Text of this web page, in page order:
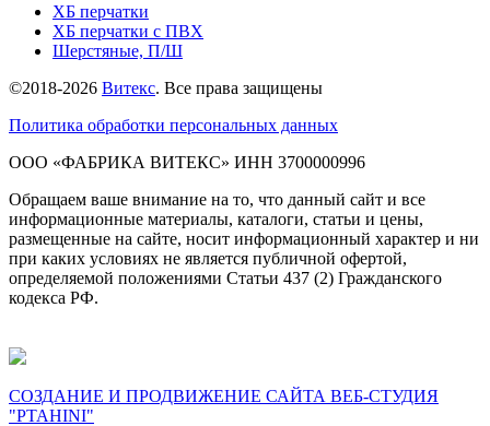
ХБ перчатки
ХБ перчатки с ПВХ
Шерстяные, П/Ш
©2018-2026 Витекс. Все права защищены
Политика обработки персональных данных
ОOO «ФАБРИКА ВИТЕКС» ИНН 3700000996
Обращаем ваше внимание на то, что данный сайт и все
информационные материалы, каталоги, статьи и цены,
размещенные на сайте, носит информационный характер и ни
при каких условиях не является публичной офертой,
определяемой положениями Статьи 437 (2) Гражданского
кодекса РФ.
СОЗДАНИЕ И ПРОДВИЖЕНИЕ САЙТА ВЕБ-СТУДИЯ
"PTAHINI"